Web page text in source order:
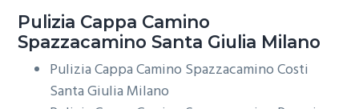
Pulizia Cappa Camino
Spazzacamino Santa Giulia Milano
Pulizia Cappa Camino Spazzacamino Costi
Santa Giulia Milano